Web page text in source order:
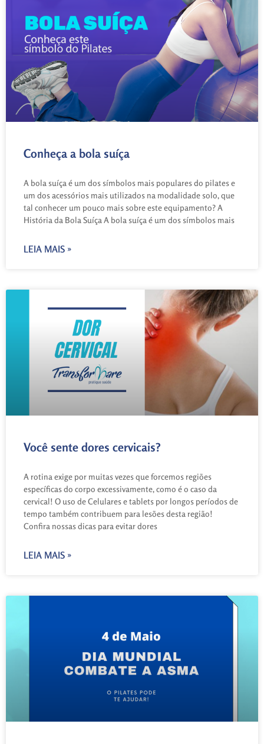
Conheça a bola suíça
A bola suíça é um dos símbolos mais populares do pilates e
um dos acessórios mais utilizados na modalidade solo, que
tal conhecer um pouco mais sobre este equipamento? A
História da Bola Suíça A bola suíça é um dos símbolos mais
LEIA MAIS »
Você sente dores cervicais?
A rotina exige por muitas vezes que forcemos regiões
específicas do corpo excessivamente, como é o caso da
cervical! O uso de Celulares e tablets por longos períodos de
tempo também contribuem para lesões desta região!
Confira nossas dicas para evitar dores
LEIA MAIS »